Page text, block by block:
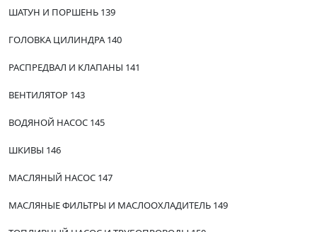
ШАТУН И ПОРШЕНЬ 139
ГОЛОВКА ЦИЛИНДРА 140
РАСПРЕДВАЛ И КЛАПАНЫ 141
ВЕНТИЛЯТОР 143
ВОДЯНОЙ НАСОС 145
ШКИВЫ 146
МАСЛЯНЫЙ НАСОС 147
МАСЛЯНЫЕ ФИЛЬТРЫ И МАСЛООХЛАДИТЕЛЬ 149